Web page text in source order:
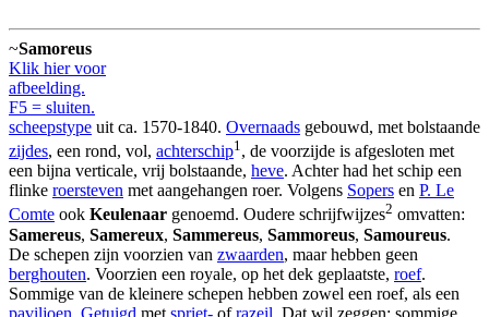
~Samoreus
Klik hier voor
afbeelding.
F5 = sluiten.
scheepstype uit ca. 1570-1840. Overnaads gebouwd, met bolstaande
zijdes, een rond, vol, achterschip1 , de voorzijde is afgesloten met
een bijna verticale, vrij bolstaande, heve. Achter had het schip een
flinke roersteven met aangehangen roer. Volgens Sopers en P. Le
Comte ook Keulenaar genoemd. Oudere schrijfwijzes2 omvatten:
Samereus, Samereux, Sammereus, Sammoreus, Samoureus.
De schepen zijn voorzien van zwaarden, maar hebben geen
berghouten. Voorzien een royale, op het dek geplaatste, roef.
Sommige van de kleinere schepen hebben zowel een roef, als een
paviljoen. Getuigd met spriet- ofrazeil. Dat wil zeggen: sommige